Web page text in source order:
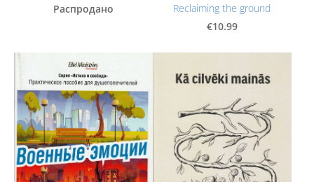
Распродано
Reclaiming the ground
€10.99